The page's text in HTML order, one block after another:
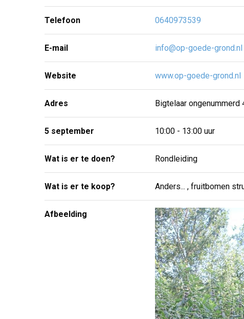
Telefoon 0640973539
E-mail info@op-goede-grond.nl
Website www.op-goede-grond.nl
Adres Bigtelaar ongenummerd
5 september 10:00 - 13:00 uur
Wat is er te doen? Rondleiding
Wat is er te koop? Anders... , fruitbomen
Afbeelding